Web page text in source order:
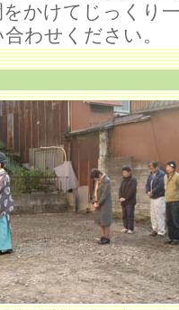
をかけてじっくり
わせください。